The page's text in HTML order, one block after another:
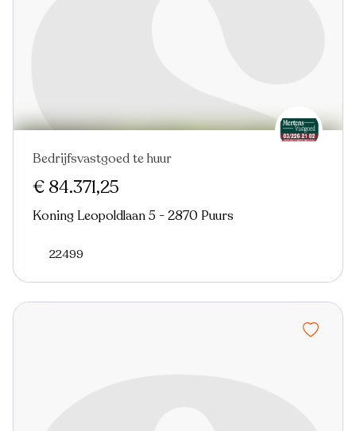
Bedrijfsvastgoed te huur
€ 84.371,25
Koning Leopoldlaan 5 - 2870 Puurs
22499